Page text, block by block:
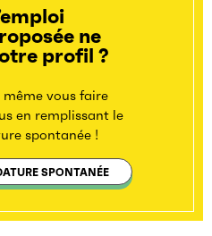
ne
profil ?
vous faire
en remplissant le
spontanée !
SPONTANÉE